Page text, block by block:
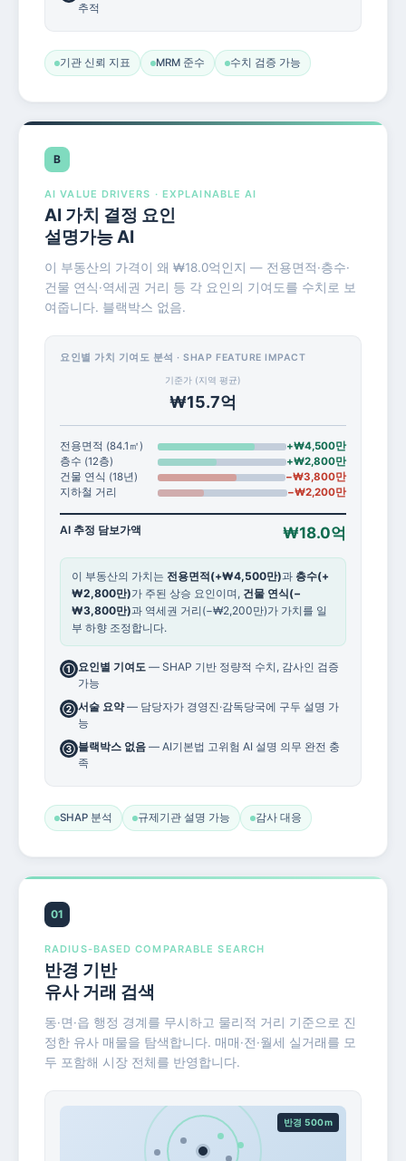
추적
기관 신뢰 지표 MRM 준수 수치 검증 가능
B
AI VALUE DRIVERS · EXPLAINABLE AI
AI 가치 결정 요인
설명가능 AI
이 부동산의 가격이 왜 ₩18.0억인지 — 전용면적·층수·
건물 연식·역세권 거리 등 각 요인의 기여도를 수치로 보
여줍니다. 블랙박스 없음.
요인별 가치 기여도 분석 · SHAP FEATURE IMPACT
기준가 (지역 평균)
₩15.7억
전용면적 (84.1㎡)
+₩4,500만
층수 (12층)
+₩2,800만
건물 연식 (18년)
−₩3,800만
지하철 거리
−₩2,200만
AI 추정 담보가액 ₩18.0억
이 부동산의 가치는 전용면적(+₩4,500만)과 층수(+
₩2,800만)가 주된 상승 요인이며, 건물 연식(−
₩3,800만)과 역세권 거리(−₩2,200만)가 가치를 일
부 하향 조정합니다.
① 요인별 기여도 — SHAP 기반 정량적 수치, 감사인 검증
가능
② 서술 요약— 담당자가 경영진·감독당국에 구두 설명 가
능
③ 블랙박스 없음 — AI기본법 고위험 AI 설명 의무 완전 충
족
SHAP 분석 규제기관 설명 가능 감사 대응
01
RADIUS-BASED COMPARABLE SEARCH
반경 기반
유사 거래 검색
동·면·읍 행정 경계를 무시하고 물리적 거리 기준으로 진
정한 유사 매물을 탐색합니다. 매매·전·월세 실거래를 모
두 포함해 시장 전체를 반영합니다.
반경 500m